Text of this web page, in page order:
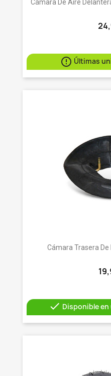
Cámara De Aire
 Últimas
Cámara Trasera
 Disponible en